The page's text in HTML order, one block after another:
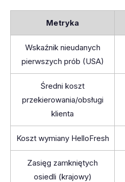
Metryka
Wskaźnik nieudanych
pierwszych prób (USA)
Średni koszt
przekierowania/obsługi
klienta
Koszt wymiany HelloFresh
Zasięg zamkniętych
osiedli (krajowy)